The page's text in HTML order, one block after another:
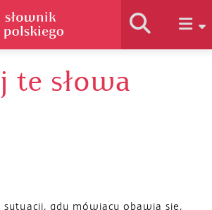
Historia słownika
słowa
gdy mówiący obawia się,